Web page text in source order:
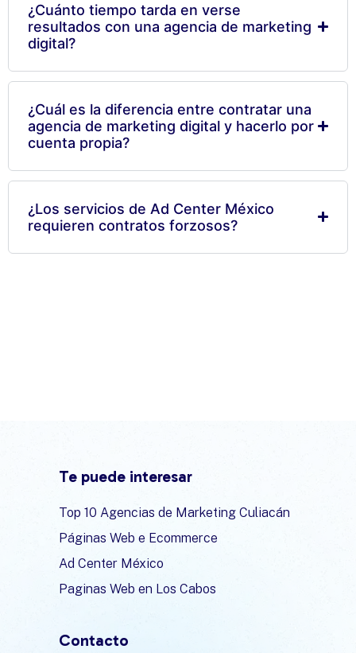
¿Cuánto tiempo tarda en verse
resultados con una agencia de marketing
digital?
¿Cuál es la diferencia entre contratar una
agencia de marketing digital y hacerlo por
cuenta propia?
¿Los servicios de Ad Center México
requieren contratos forzosos?
Te puede interesar
Top 10 Agencias de Marketing Culiacán
Páginas Web e Ecommerce
Ad Center México
Paginas Web en Los Cabos
Contacto